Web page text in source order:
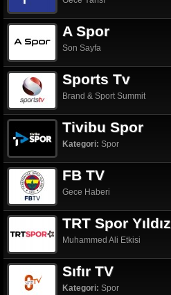
A Spor
Son Sayfa
Sports Tv
Brand & Sport Summit
Tivibu Spor
Kategori: Spor
FB TV
Gece Haberi
TRT Spor Yıldız
Muhammed Ali Etkisi
Sıfır TV
Kategori: Spor